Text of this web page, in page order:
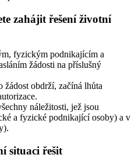
zahájit řešení životní
fyzickým podnikajícím a
žádosti na příslušný
obdrží, začíná lhůta
náležitosti, jež jsou
a fyzické podnikající osoby) a v
situaci řešit